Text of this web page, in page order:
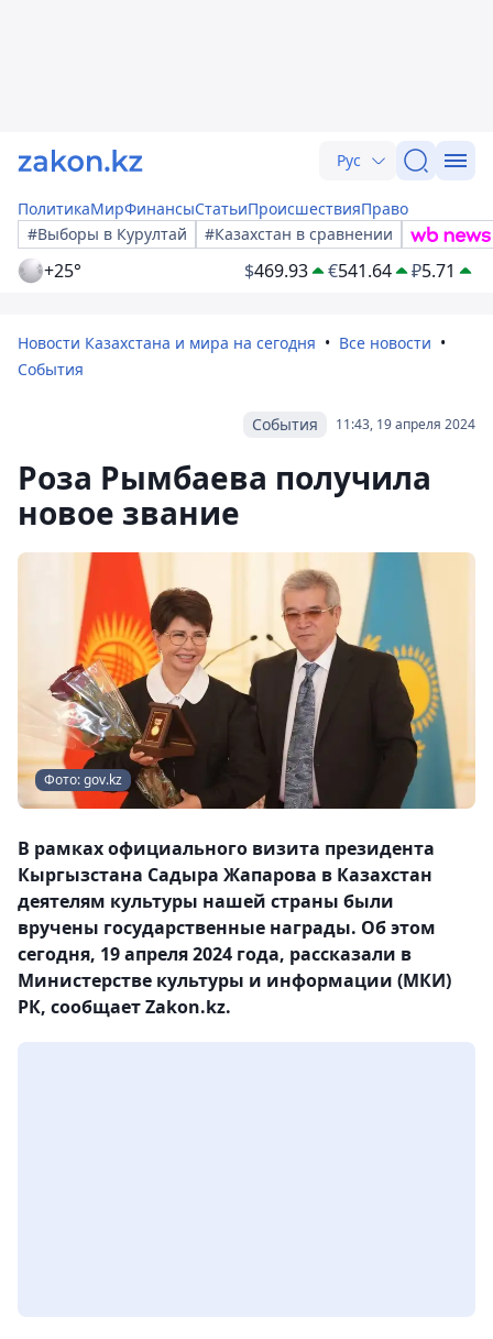
Рус
ПолитикаМирФинансыСтатьиПроисшествияПраво
#Выборы в Курултай
#Казахстан в сравнении
+25° $469.93 €541.64 ₽5.71
Новости Казахстана и мира на сегодня
Все новости
События
11:43, 19 апреля 2024
События
Роза Рымбаева получила
новое звание
Фото: gov.kz
В рамках официального визита президента
Кыргызстана Садыра Жапарова в Казахстан
деятелям культуры нашей страны были
вручены государственные награды. Об этом
сегодня, 19 апреля 2024 года, рассказали в
Министерстве культуры и информации (МКИ)
РК, сообщает Zakon.kz.